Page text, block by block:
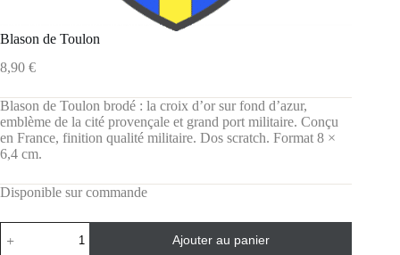
Blason de Toulon
8,90 €
Blason de Toulon brodé : la croix d’or sur fond d’azur,
emblème de la cité provençale et grand port militaire. Conçu
en France, finition qualité militaire. Dos scratch. Format 8 ×
6,4 cm.
Disponible sur commande
Ajouter au panier